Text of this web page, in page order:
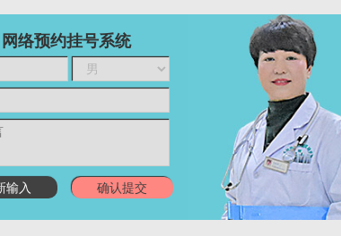
网络预约挂号系统